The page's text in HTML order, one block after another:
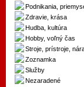
Podnikania,
Zdravie, krása
Hudba, kultúra
Hobby, voľný čas
Stroje, prístroje,
Zoznamka
Služby
Nezaradené